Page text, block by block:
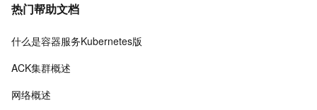
热门帮助文档
什么是容器服务Kubernetes版
ACK集群概述
网络概述